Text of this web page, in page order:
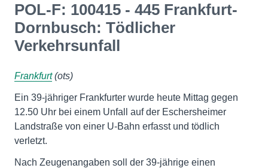
POL-F: 100415 - 445 Frankfurt-
Dornbusch: Tödlicher
Verkehrsunfall
Frankfurt(ots)
Ein 39-jähriger Frankfurter wurde heute Mittag gegen
12.50 Uhr bei einem Unfall auf der Eschersheimer
Landstraße von einer U-Bahn erfasst und tödlich
verletzt.
Nach Zeugenangaben soll der 39-jährige einen